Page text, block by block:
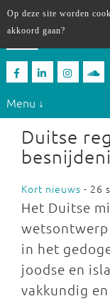
Menu ↓
Duitse
Kort nieuws - 26
Het Duitse
in het
joodse en
vakkundig
Op deze site worden
akkoord gaan?